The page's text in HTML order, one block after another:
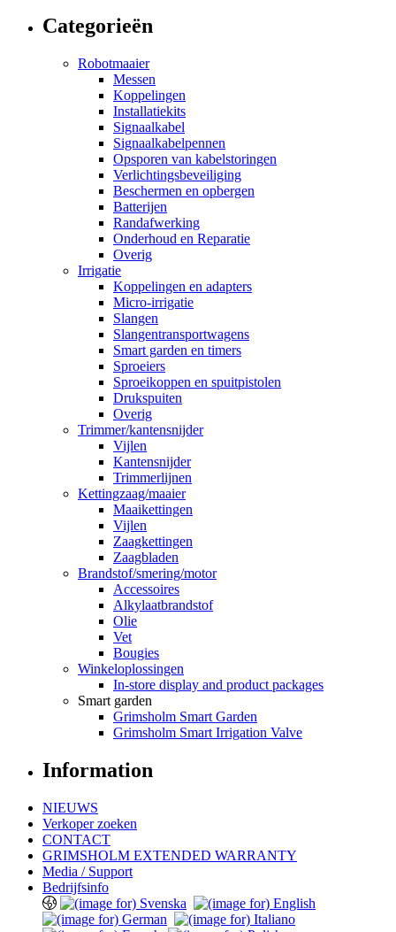
Categorieën
Robotmaaier
Messen
Koppelingen
Installatiekits
Signaalkabel
Signaalkabelpennen
Opsporen van kabelstoringen
Verlichtingsbeveiliging
Beschermen en opbergen
Batterijen
Randafwerking
Onderhoud en Reparatie
Overig
Irrigatie
Koppelingen en adapters
Micro-irrigatie
Slangen
Slangentransportwagens
Smart garden en timers
Sproeiers
Sproeikoppen en spuitpistolen
Drukspuiten
Overig
Trimmer/kantensnijder
Vijlen
Kantensnijder
Trimmerlijnen
Kettingzaag/maaier
Maaikettingen
Vijlen
Zaagkettingen
Zaagbladen
Brandstof/smering/motor
Accessoires
Alkylaatbrandstof
Olie
Vet
Bougies
Winkeloplossingen
In-store display and product packages
Smart garden
Grimsholm Smart Garden
Grimsholm Smart Irrigation Valve
Information
NIEUWS
Verkoper zoeken
CONTACT
GRIMSHOLM EXTENDED WARRANTY
Media / Support
Bedrijfsinfo